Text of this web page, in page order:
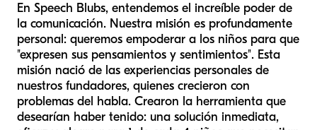
En Speech Blubs, entendemos el increíble poder de
la comunicación. Nuestra misión es profundamente
personal: queremos empoderar a los niños para que
"expresen sus pensamientos y sentimientos". Esta
misión nació de las experiencias personales de
nuestros fundadores, quienes crecieron con
problemas del habla. Crearon la herramienta que
desearían haber tenido: una solución inmediata,